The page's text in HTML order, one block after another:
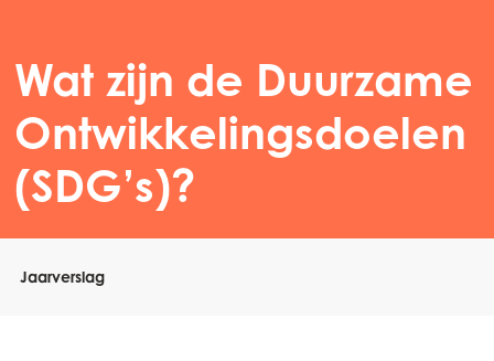
Wat zijn de Duurzame
Ontwikkelingsdoelen
(SDG’s)?
Jaarverslag